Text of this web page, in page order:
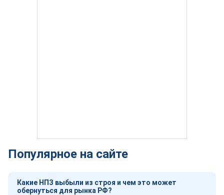
Популярное на сайте
Какие НПЗ выбыли из строя и чем это может
обернуться для рынка РФ?